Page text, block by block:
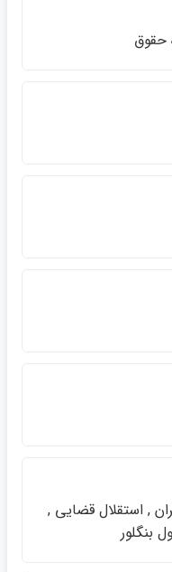
حقوق
, استقلال قضايي ,
بنگلور